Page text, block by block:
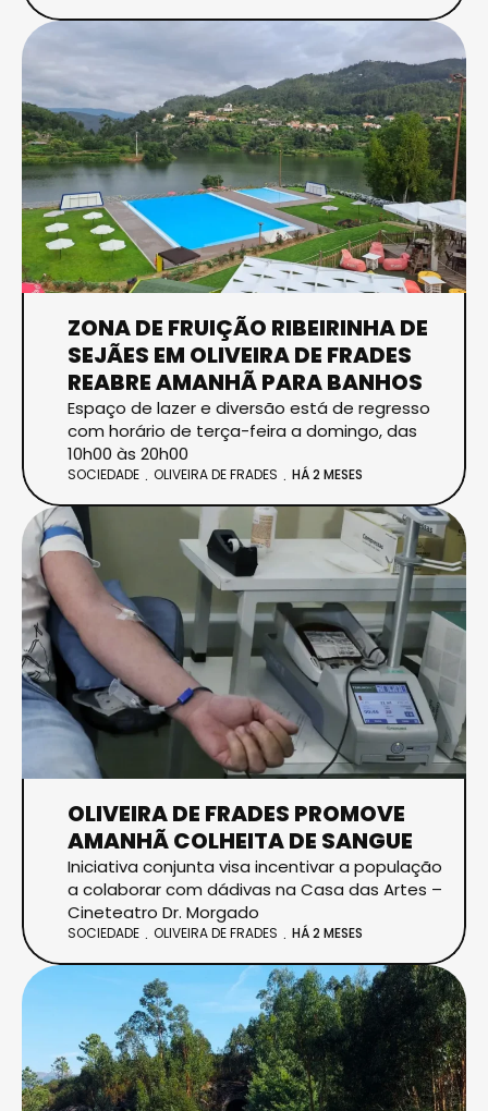
ZONA DE FRUIÇÃO RIBEIRINHA DE
SEJÃES EM OLIVEIRA DE FRADES
REABRE AMANHÃ PARA BANHOS
Espaço de lazer e diversão está de regresso
com horário de terça-feira a domingo, das
10h00 às 20h00
SOCIEDADE OLIVEIRA DE FRADES HÁ 2 MESES
OLIVEIRA DE FRADES PROMOVE
AMANHÃ COLHEITA DE SANGUE
Iniciativa conjunta visa incentivar a população
a colaborar com dádivas na Casa das Artes –
Cineteatro Dr. Morgado
SOCIEDADE OLIVEIRA DE FRADES HÁ 2 MESES